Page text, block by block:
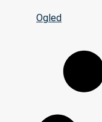
Ogled